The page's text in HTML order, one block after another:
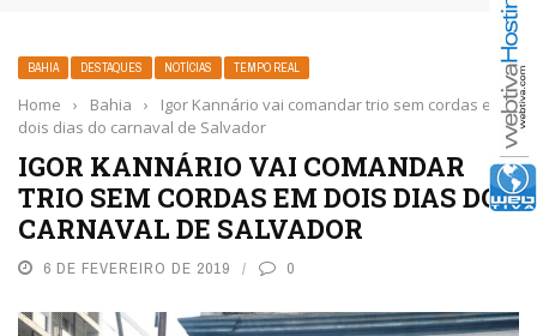
BAHIA DESTAQUES NOTÍCIAS TEMPO REAL
Home › Bahia ›
Igor Kannário vai comandar trio sem cordas em
dois dias do carnaval de Salvador
IGOR KANNÁRIO VAI COMANDAR
TRIO SEM CORDAS EM DOIS DIAS DO
CARNAVAL DE SALVADOR
6 DE FEVEREIRO DE 2019 0